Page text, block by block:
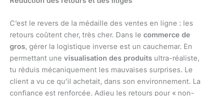
C’est le revers de la médaille des ventes en ligne : les
retours coûtent cher, très cher. Dans le commerce de
gros, gérer la logistique inverse est un cauchemar. En
permettant une visualisation des produits ultra-réaliste,
tu réduis mécaniquement les mauvaises surprises. Le
client a vu ce qu’il achetait, dans son environnement. La
confiance est renforcée. Adieu les retours pour « non-